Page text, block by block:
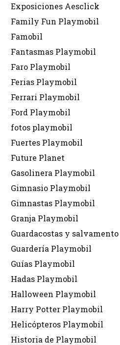
Exposiciones Aesclick
Family Fun Playmobil
Famobil
Fantasmas Playmobil
Faro Playmobil
Ferias Playmobil
Ferrari Playmobil
Ford Playmobil
fotos playmobil
Fuertes Playmobil
Future Planet
Gasolinera Playmobil
Gimnasio Playmobil
Gimnastas Playmobil
Granja Playmobil
Guardacostas y salvamento
Guardería Playmobil
Guías Playmobil
Hadas Playmobil
Halloween Playmobil
Harry Potter Playmobil
Helicópteros Playmobil
Historia de Playmobil